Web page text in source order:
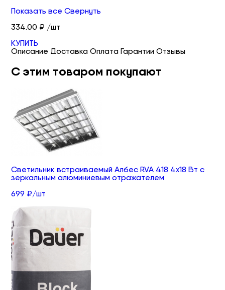
Показать все Свернуть
334.00 ₽ /шт
КУПИТЬ
Описание Доставка Оплата Гарантии Отзывы
С этим товаром покупают
Светильник встраиваемый Албес RVA 418 4х18 Вт с
зеркальным алюминиевым отражателем
699 ₽/шт